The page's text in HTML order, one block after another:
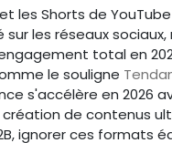
les Shorts de
les réseaux
total en
le souligne
s'accélère en 2026
de contenus
ignorer ces formats